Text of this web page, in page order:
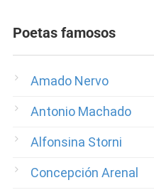
Poetas famosos
Amado Nervo
Antonio Machado
Alfonsina Storni
Concepción Arenal